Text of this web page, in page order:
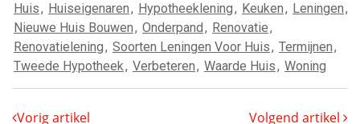
Huis, Huiseigenaren, Hypotheeklening, Keuken, Leningen,
Nieuwe Huis Bouwen, Onderpand, Renovatie,
Renovatielening, Soorten Leningen Voor Huis, Termijnen,
Tweede Hypotheek, Verbeteren, Waarde Huis, Woning
Vorig artikel Volgend artikel